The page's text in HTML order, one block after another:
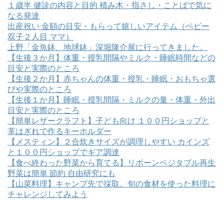
１歳半 健診の内容と目的 積み木・指さし・ことばで気に
なる発達
出産祝い 金額の目安・もらって嬉しいアイテム（ベビー
双子２人目 ママ）
上野「金魚鉢、地球鉢」深堀隆介展に行ってきました。
【生後３か月】体重・授乳間隔やミルク・睡眠時間などの
目安と実際のところ
【生後２か月】赤ちゃんの体重・授乳・睡眠・おもちゃ選
びや実際のところ
【生後１か月】睡眠・授乳間隔・ミルクの量・体重・外出
目安と実際のところ
【簡単レザークラフト】子ども向け １００円ショップと
革はぎれで作るキーホルダー
【メスティン】２合炊きサイズが調理しやすい カインズ
と１００円ショップでギア調達
【食べ終わった野菜から育てる】リボーンベジタブル再生
野菜は簡単 節約 自由研究にも
【山菜料理】キャンプ先で採取。旬の食材を使った料理に
チャレンジしてみよう